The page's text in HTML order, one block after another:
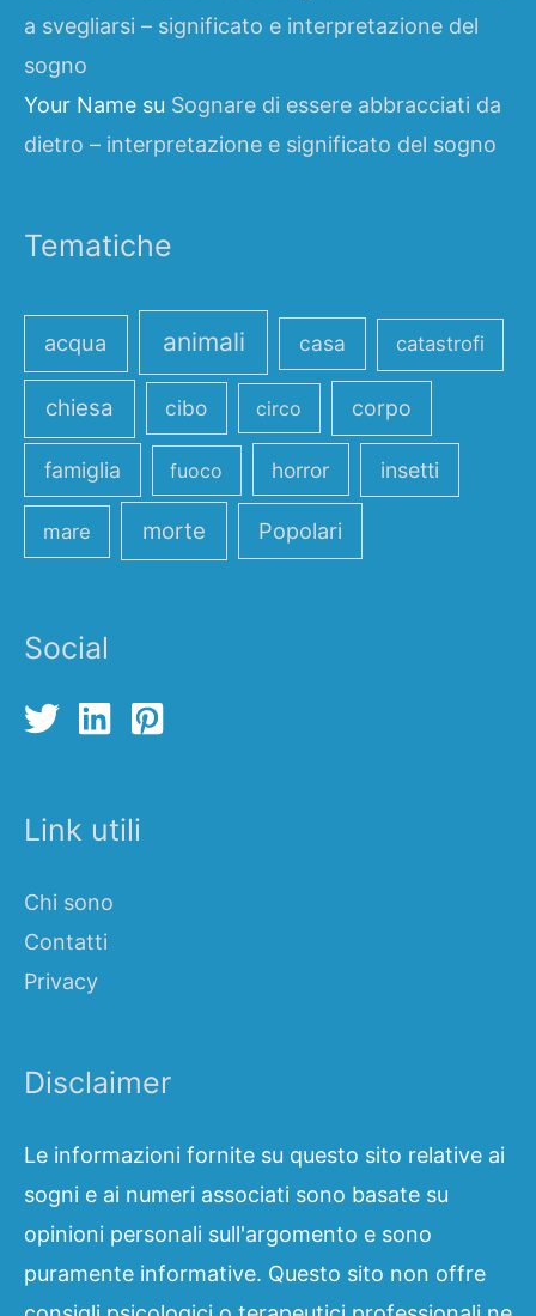
a svegliarsi – significato e interpretazione del
sogno
Your Name su Sognare di essere abbracciati da
dietro – interpretazione e significato del sogno
Tematiche
acqua animali casa catastrofi
chiesa cibo circo corpo
famiglia fuoco horror insetti
mare morte Popolari
Social
Link utili
Chi sono
Contatti
Privacy
Disclaimer
Le informazioni fornite su questo sito relative ai
sogni e ai numeri associati sono basate su
opinioni personali sull'argomento e sono
puramente informative. Questo sito non offre